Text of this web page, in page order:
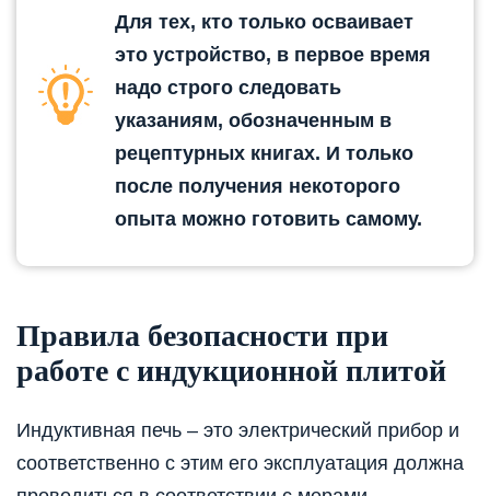
Для тех, кто только осваивает
это устройство, в первое время
надо строго следовать
указаниям, обозначенным в
рецептурных книгах. И только
после получения некоторого
опыта можно готовить самому.
Правила безопасности при
работе с индукционной плитой
Индуктивная печь – это электрический прибор и
соответственно с этим его эксплуатация должна